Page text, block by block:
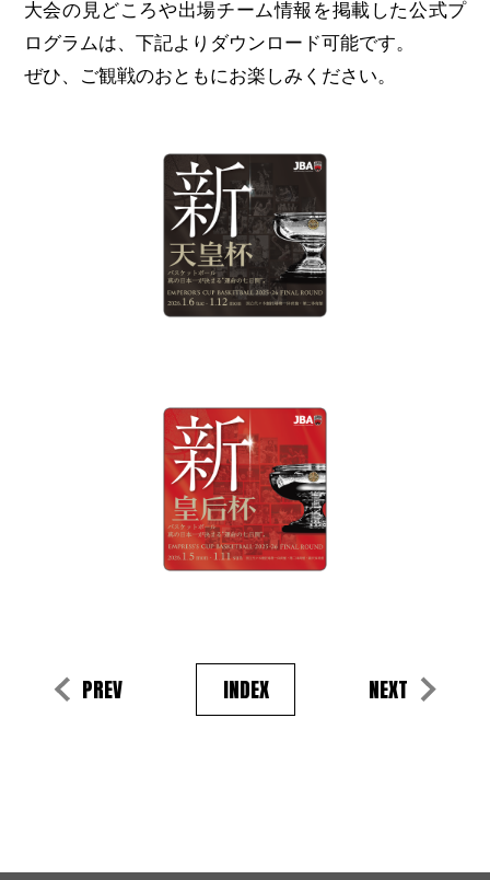
大会の見どころや出場チーム情報を掲載した公式プ
ログラムは、下記よりダウンロード可能です。
ぜひ、ご観戦のおともにお楽しみください。
PREV INDEX NEXT